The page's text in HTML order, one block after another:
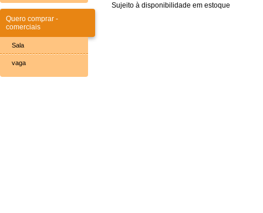
Quero comprar -
comerciais
Sala
vaga
Sujeito à disponibilidade em estoque